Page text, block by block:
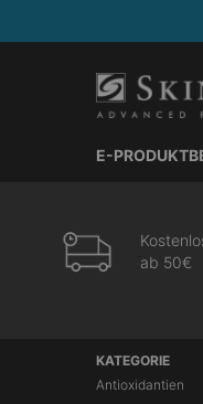
E-
ab 50€
KATEGORIE
Antioxidantien